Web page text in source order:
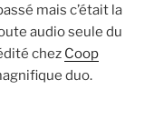
mais c’était la
audio seule du
chez Coop
duo.